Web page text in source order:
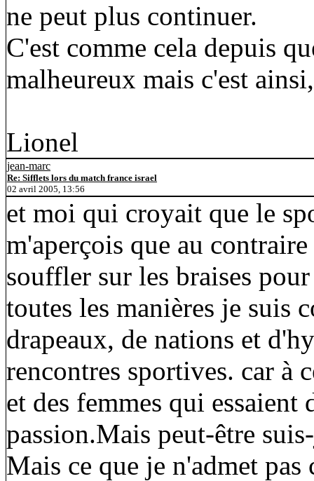
ne peut plus continuer.
C'est comme cela depuis
malheureux mais c'est
Lionel
jean-marc
Re: Sifflets lors du match france israel
02 avril 2005, 13:56
et moi qui croyait que le
m'aperçois que au
souffler sur les braises
toutes les manières je suis
drapeaux, de nations et
rencontres sportives. car à
et des femmes qui essaient
passion.Mais peut-être
Mais ce que je n'admet pas